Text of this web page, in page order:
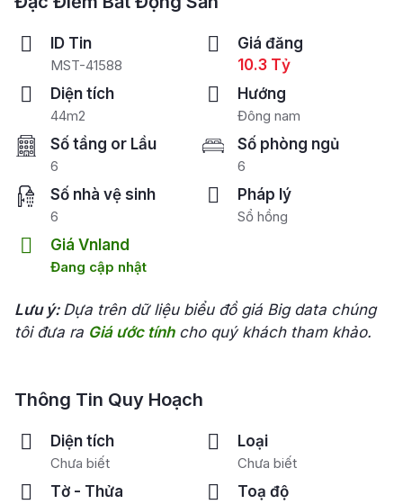
ID Tin
MST-41588
Giá đăng
10.3 Tỷ
Diện tích
44m2
Hướng
Đông nam
Số tầng or Lầu
6
Số phòng ngủ
6
Số nhà vệ sinh
6
Pháp lý
Sổ hồng
Giá Vnland
Đang cập nhật
Lưu ý: Dựa trên dữ liệu biểu đồ giá Big data chúng
tôi đưa ra Giá ước tínhcho quý khách tham khảo.
Thông Tin Quy Hoạch
Diện tích
Chưa biết
Loại
Chưa biết
Tờ - Thửa Toạ độ